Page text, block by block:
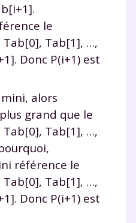
.
le
Tab[0], Tab[1], …,
. Donc P(i+1) est
mini, alors
grand que le
Tab[0], Tab[1], …,
référence le
Tab[0], Tab[1], …,
. Donc P(i+1) est